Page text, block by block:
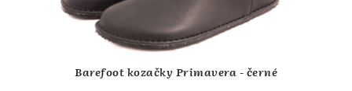
Barefoot kozačky Primavera - černé